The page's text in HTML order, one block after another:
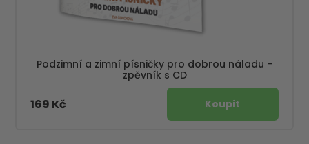
Podzimní a zimní písničky pro dobrou náladu –
zpěvník s CD
169 Kč